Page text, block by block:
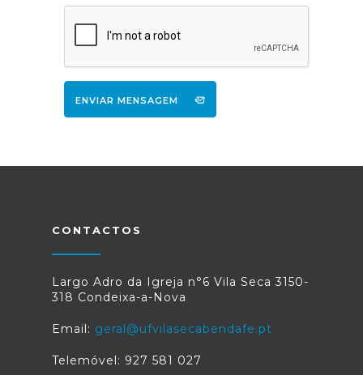
ENVIAR MENSAGEM
CONTACTOS
Largo Adro da Igreja n°6 Vila Seca 3150-
318 Condeixa-a-Nova
Email: geral@ufvilasecabendafe.pt
Telemóvel: 927 581 027